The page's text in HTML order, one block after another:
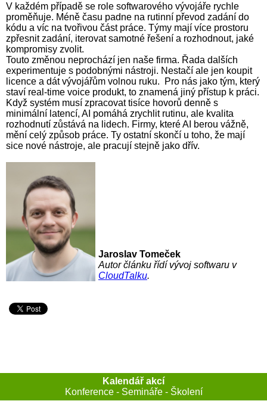
V každém případě se role softwarového vývojáře rychle
proměňuje. Méně času padne na rutinní převod zadání do
kódu a víc na tvořivou část práce. Týmy mají více prostoru
zpřesnit zadání, iterovat samotné řešení a rozhodnout, jaké
kompromisy zvolit.
Touto změnou neprochází jen naše firma. Řada dalších
experimentuje s podobnými nástroji. Nestačí ale jen koupit
licence a dát vývojářům volnou ruku. Pro nás jako tým, který
staví real-time voice produkt, to znamená jiný přístup k práci.
Když systém musí zpracovat tisíce hovorů denně s
minimální latencí, AI pomáhá zrychlit rutinu, ale kvalita
rozhodnutí zůstává na lidech. Firmy, které AI berou vážně,
mění celý způsob práce. Ty ostatní skončí u toho, že mají
sice nové nástroje, ale pracují stejně jako dřív.
Jaroslav Tomeček
Autor článku řídí vývoj softwaru v
CloudTalku.
Kalendář akcí
Konference - Semináře - Školení